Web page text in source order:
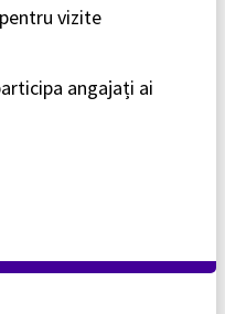
vizite
angajați ai